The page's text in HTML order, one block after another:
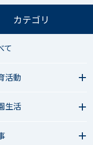
カテゴリ
て
活動
動（高校）
活動（その他）
生活
1枚～ｸﾗｽ&ｸﾗﾌﾞ編～